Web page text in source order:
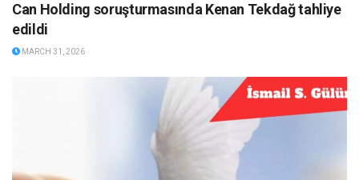
Can Holding soruşturmasında Kenan Tekdağ tahliye
edildi
MARCH 31, 2026